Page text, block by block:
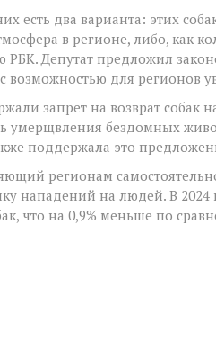
есть два варианта: этих
в регионе, либо, как
РБК. Депутат предложил
возможностью для регионов
запрет на возврат собак
умерщвления бездомных
поддержала это
регионам
нападений на людей. В 2024
что на 0,9% меньше по